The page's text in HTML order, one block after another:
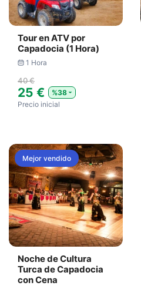
Tour en ATV por
Capadocia (1 Hora)
1 Hora
40 €
25 €
%38
Precio inicial
Mejor vendido
Noche de Cultura
Turca de Capadocia
con Cena